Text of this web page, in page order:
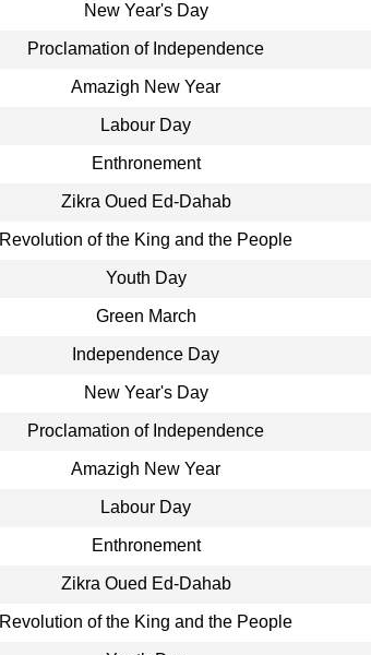
New Year's Day
Proclamation of Independence
Amazigh New Year
Labour Day
Enthronement
Zikra Oued Ed-Dahab
Revolution of the King and the People
Youth Day
Green March
Independence Day
New Year's Day
Proclamation of Independence
Amazigh New Year
Labour Day
Enthronement
Zikra Oued Ed-Dahab
Revolution of the King and the People